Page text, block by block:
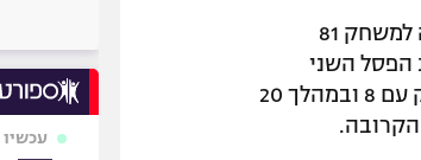
ב-8 בפברואר נחשף הפסל הראשון – אנדרטה בגובה 5.7 מטרים שמהווה מחווה למשחק 81
2006. התאריך להצבת הפסל השני
משמעותי: 2.8.24. ג'יאנה (ג'יג'י) שיחקה עם הגופיה ועליה הספרה 2, אביה שיחק עם 8 ובמהלך 20
עכשיו